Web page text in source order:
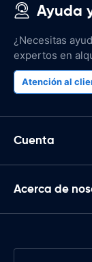
Ayuda
¿Necesitas
expertos en
Atención al
Cuenta
Acerca de